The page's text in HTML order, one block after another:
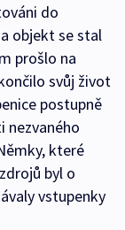
do
objekt se stal
prošlo na
svůj život
postupně
nezvaného
které
byl o
vstupenky